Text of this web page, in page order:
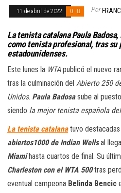
11 de abril de 2022 0 Por
La tenista catalana Paula
como tenista profesional, tras
estadounidenses.
Este lunes la WTA publicó el nuevo
tras la culminación del Abierto 250
Unidos. Paula Badosasube al
siendo la mejor tenista española
La tenista catalana tuvo
abiertos1000 de Indian Wellsal
Miamihasta cuartos de final. Su
Charleston con el WTA 500tras
eventual campeona Belinda Bencic